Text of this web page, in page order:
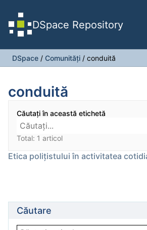
DSpace Repository
DSpace / Comunități / conduită
conduită
Căutați în această etichetă
Total: 1 articol
Etica polițistului în activitatea
Căutare